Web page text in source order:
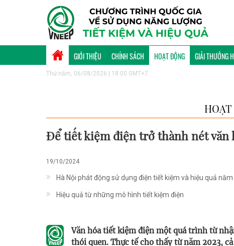
GIỚI THIỆU CHÍNH SÁCH HOẠT ĐỘNG GIẢI THƯỞNG
Thứ năm, 06/08/2026 | 18:00 GMT+7
Để tiết kiệm điện trở thành nét văn
19/10/2024
Hà Nội phát động sử dụng điện tiết kiệm và hiệu quả
Hiệu quả từ những mô hình tiết kiệm điện
Văn hóa tiết kiệm điện một quá trình từ
thói quen. Thực tế cho thấy từ năm 2023,